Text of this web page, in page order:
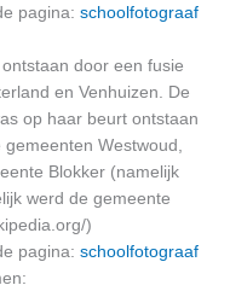
pagina: schoolfotograaf
door een fusie
en Venhuizen. De
op haar beurt ontstaan
Westwoud,
Blokker (namelijk
werd de gemeente
)
pagina: schoolfotograaf